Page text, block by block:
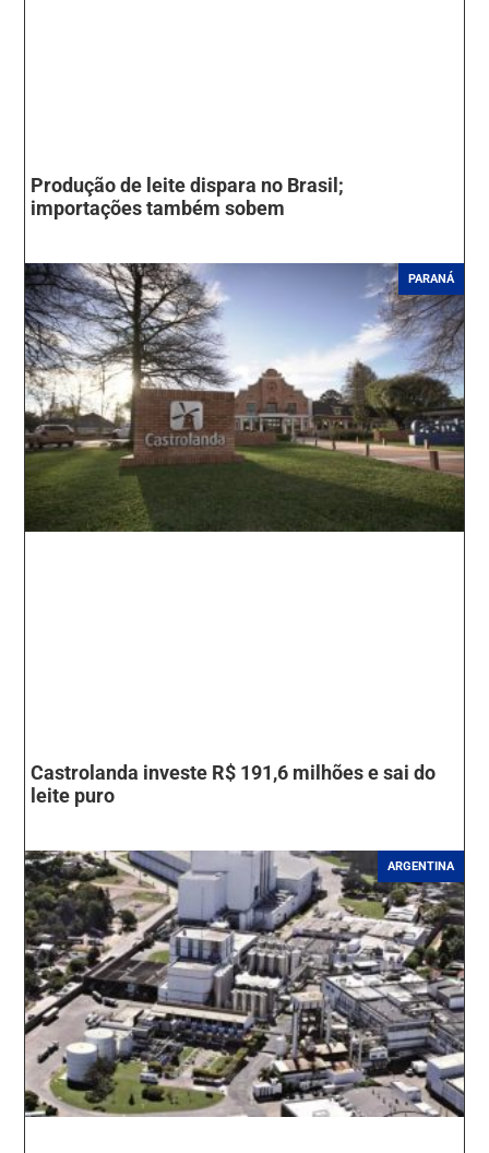
Produção de leite dispara no Brasil;
importações também sobem
PARANÁ
Castrolanda investe R$ 191,6 milhões e sai do
leite puro
ARGENTINA